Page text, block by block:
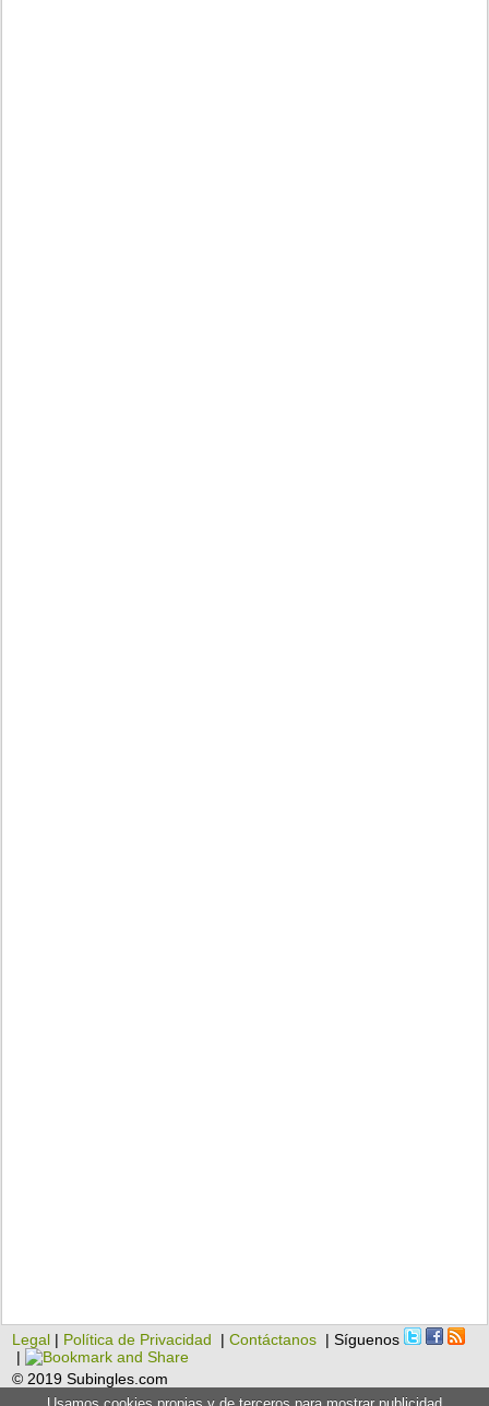
Legal | Política de Privacidad |Contáctanos | Síguenos
|
© 2019 Subingles.com
Usamos cookies propias y de terceros para mostrar publicidad